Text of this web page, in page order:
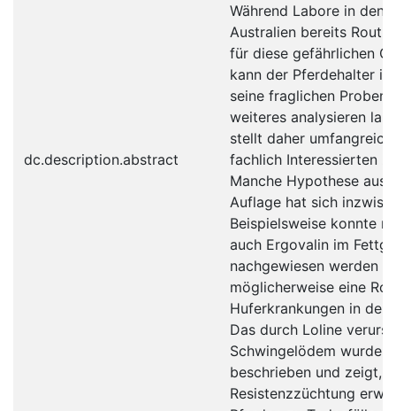
dc.description.abstract
Während Labore in den
Australien bereits
für diese gefährlichen
kann der Pferdehalter in
seine fraglichen Proben
weiteres analysieren
stellt daher
fachlich Interessierten
Manche Hypothese aus
Auflage hat sich
Beispielsweise konnte
auch Ergovalin im
nachgewiesen werden
möglicherweise eine
Huferkrankungen in den
Das durch Loline
Schwingelödem wurde
beschrieben und zeigt,
Resistenzzüchtung